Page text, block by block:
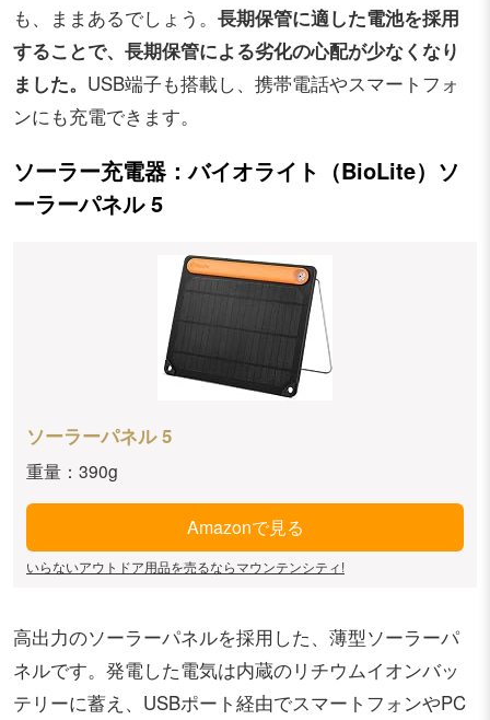
も、ままあるでしょう。 長期保管に適した電池を採用
することで、長期保管による劣化の心配が少なくなり
ました。 USB端子も搭載し、携帯電話やスマートフォ
ンにも充電できます。
ソーラー充電器：バイオライト（BioLite）ソ
ーラーパネル 5
ソーラーパネル 5
重量：390g
Amazonで見る
いらないアウトドア用品を売るならマウンテンシティ!
高出力のソーラーパネルを採用した、薄型ソーラーパ
ネルです。発電した電気は内蔵のリチウムイオンバッ
テリーに蓄え、USBポート経由でスマートフォンやPC